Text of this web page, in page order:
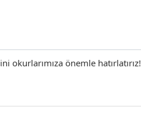
önemle hatırlatırız!